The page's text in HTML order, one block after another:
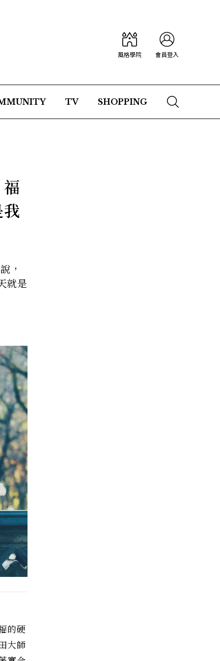
風格學院 會員登入
TV SHOPPING
，
就是
的硬
大師